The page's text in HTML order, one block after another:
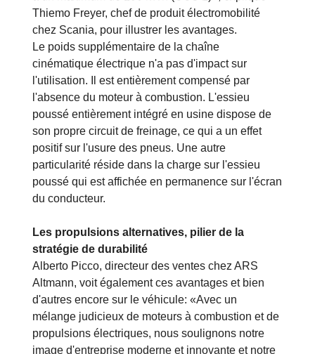
de 42 tonnes au maximum, le Scania électrique
est entièrement rechargé en moins de 90 minutes
à un maximum de 130 kWh (CCS 2)», explique
Thiemo Freyer, chef de produit électromobilité
chez Scania, pour illustrer les avantages.
Le poids supplémentaire de la chaîne
cinématique électrique n'a pas d'impact sur
l'utilisation. Il est entièrement compensé par
l'absence du moteur à combustion. L'essieu
poussé entièrement intégré en usine dispose de
son propre circuit de freinage, ce qui a un effet
positif sur l'usure des pneus. Une autre
poussé qui est affichée en permanence sur l'écran
du conducteur.
Les propulsions alternatives, pilier de la
stratégie de durabilité
Alberto Picco, directeur des ventes chez ARS
Altmann, voit également ces avantages et bien
d'autres encore sur le véhicule: «Avec un